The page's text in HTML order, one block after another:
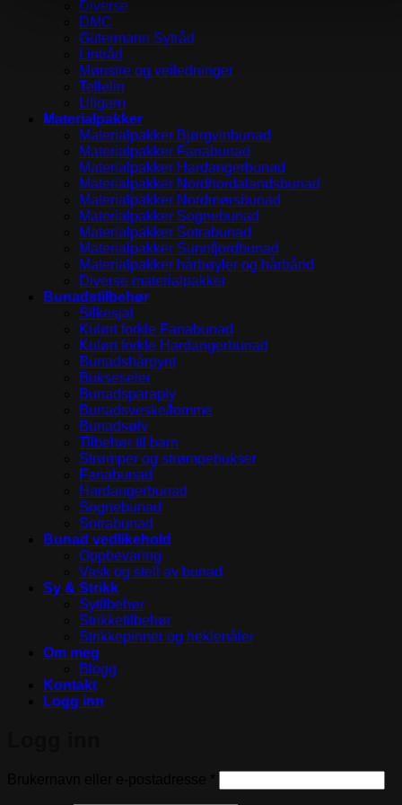
Diverse
DMC
Gütermann Sytråd
Lintråd
Mønstre og veiledninger
Tellelin
Ullgarn
Materialpakker
Materialpakker Bjørgvinbunad
Materialpakker Fanabunad
Materialpakker Hardangerbunad
Materialpakker Nordhordalandsbunad
Materialpakker Nordmørsbunad
Materialpakker Sognebunad
Materialpakker Sotrabunad
Materialpakker Sunnfjordbunad
Materialpakker hårbøyler og hårbånd
Diverse materialpakker
Bunadstilbehør
Silkesjal
Kulørt forkle Fanabunad
Kulørt forkle Hardangerbunad
Bunadshårpynt
Bukseseler
Bunadsparaply
Bunadsveske/lomme
Bunadsølv
Tilbehør til barn
Strømper og strømpebukser
Fanabunad
Hardangerbunad
Sognebunad
Sotrabunad
Bunad vedlikehold
Oppbevaring
Vask og stell av bunad
Sy & Strikk
Sytilbehør
Strikketilbehør
Strikkepinner og heklenåler
Om meg
Blogg
Kontakt
Logg inn